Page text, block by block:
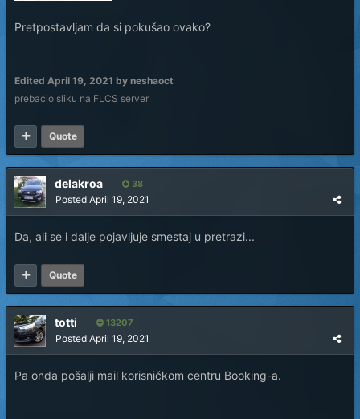
Pretpostavljam da si pokušao ovako?
Edited April 19, 2021 by neshaoct
prebacio sliku na FLCS server
Quote
delakroa 38
Posted April 19, 2021
Da, ali se i dalje pojavljuje smestaj u pretrazi...
Quote
totti 13207
Posted April 19, 2021
Pa onda pošalji mail korisničkom centru Booking-a.